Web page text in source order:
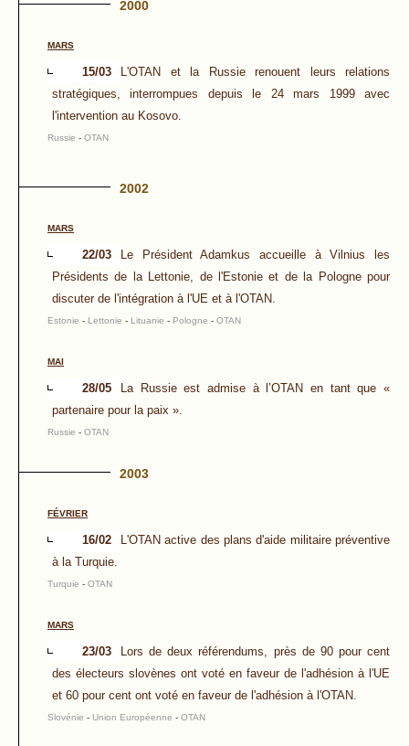
2000
MARS
15/03
L'OTAN et la Russie renouent leurs relations
stratégiques, interrompues depuis le 24 mars 1999 avec
l'intervention au Kosovo.
Russie - OTAN
2002
MARS
22/03
Le Président Adamkus accueille à Vilnius les
Présidents de la Lettonie, de l'Estonie et de la Pologne pour
discuter de l'intégration à l'UE et à l'OTAN.
Estonie - Lettonie - Lituanie - Pologne - OTAN
MAI
28/05
La Russie est admise à l’OTAN en tant que «
partenaire pour la paix ».
Russie - OTAN
2003
FÉVRIER
16/02
L'OTAN active des plans d'aide militaire préventive
à la Turquie.
Turquie - OTAN
MARS
23/03
Lors de deux référendums, près de 90 pour cent
des électeurs slovènes ont voté en faveur de l'adhésion à l'UE
et 60 pour cent ont voté en faveur de l'adhésion à l'OTAN.
Slovénie - Union Européenne - OTAN